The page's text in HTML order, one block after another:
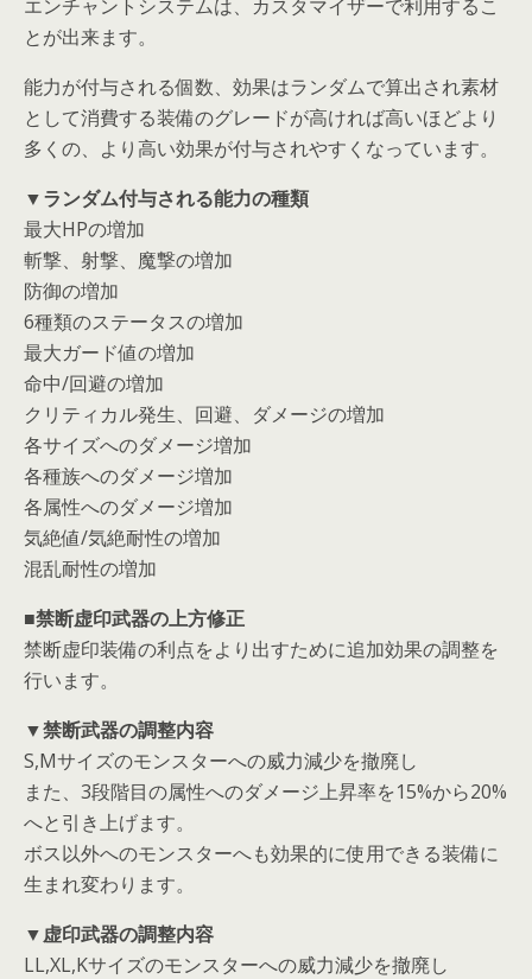
エンチャントシステムは、カスタマイザーで利用するこ
とが出来ます。
能力が付与される個数、効果はランダムで算出され素材
として消費する装備のグレードが高ければ高いほどより
多くの、より高い効果が付与されやすくなっています。
▼ランダム付与される能力の種類
最大HPの増加
斬撃、射撃、魔撃の増加
防御の増加
6種類のステータスの増加
最大ガード値の増加
命中/回避の増加
クリティカル発生、回避、ダメージの増加
各サイズへのダメージ増加
各種族へのダメージ増加
各属性へのダメージ増加
気絶値/気絶耐性の増加
混乱耐性の増加
■禁断虚印武器の上方修正
禁断虚印装備の利点をより出すために追加効果の調整を
行います。
▼禁断武器の調整内容
S,Mサイズのモンスターへの威力減少を撤廃し
また、3段階目の属性へのダメージ上昇率を15%から20%
へと引き上げます。
ボス以外へのモンスターへも効果的に使用できる装備に
生まれ変わります。
▼虚印武器の調整内容
LL,XL,Kサイズのモンスターへの威力減少を撤廃し